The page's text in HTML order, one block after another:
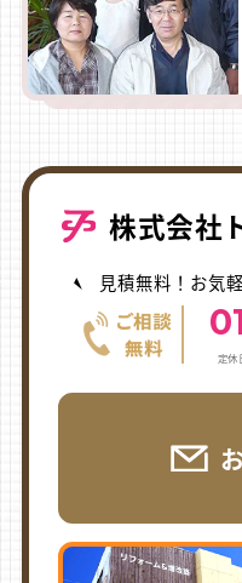
株式会社
見積無料！お気
定休